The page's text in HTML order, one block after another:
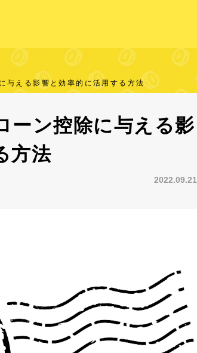
与える影響と効率的に活用する方法
ーン控除に与える影
方法
2022.09.21